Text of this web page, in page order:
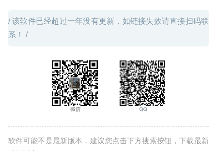
/ 该软件已经超过一年没有更新，如链接失效请直接扫码联
系！ /
软件可能不是最新版本，建议您点击下方搜索按钮，下载最新